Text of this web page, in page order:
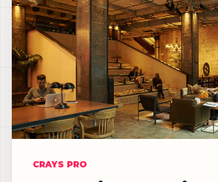
CRAYS PRO